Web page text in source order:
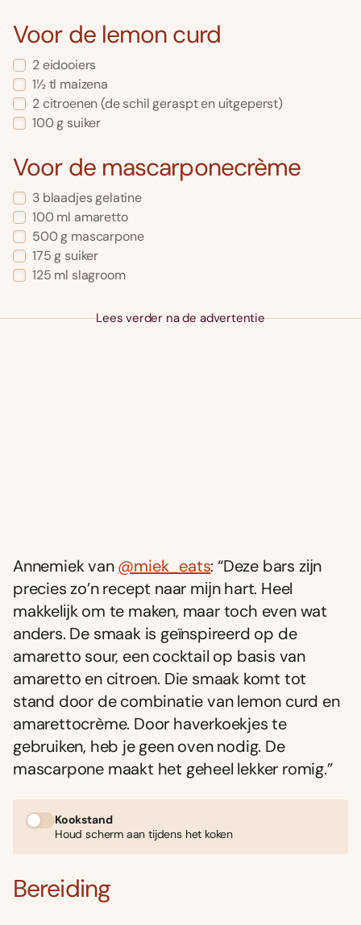
Voor de lemon curd
2 eidooiers
1½ tl maizena
2 citroenen (de schil geraspt en uitgeperst)
100 g suiker
Voor de mascarponecrème
3 blaadjes gelatine
100 ml amaretto
500 g mascarpone
175 g suiker
125 ml slagroom
Lees verder na de advertentie
Annemiek van@miek_eats: “Deze bars zĳn
precies zo’n recept naar mĳn hart. Heel
makkelĳk om te maken, maar toch even wat
anders. De smaak is geïnspireerd op de
amaretto sour, een cocktail op basis van
amaretto en citroen. Die smaak komt tot
stand door de combinatie van lemon curd en
amarettocrème. Door haverkoekjes te
gebruiken, heb je geen oven nodig. De
mascarpone maakt het geheel lekker romig.”
Kookstand
Houd scherm aan tijdens het koken
Bereiding